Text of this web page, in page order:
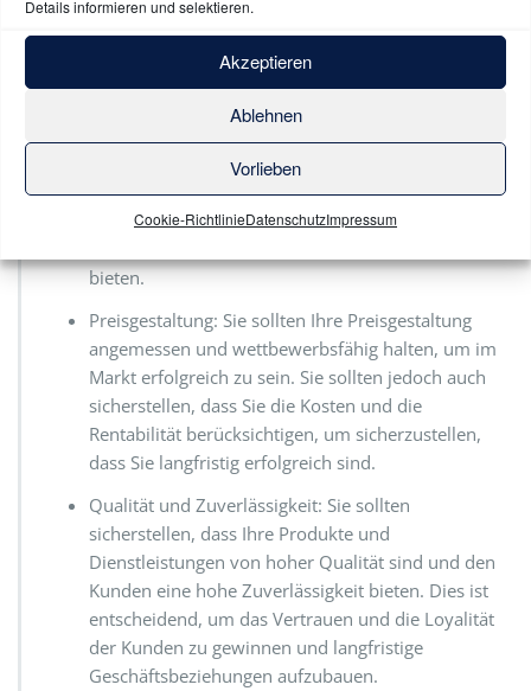
Details informieren und selektieren.
Akzeptieren
Ablehnen
Vorlieben
Cookie-RichtlinieDatenschutzImpressum
sich für ihre Bedürfnisse interessieren und ihnen
zuhören, um Lösungen zu finden, die ihren
Anforderungen entsprechen.
Kundendienst: Sie sollten sicherstellen, dass Sie
bieten, um ihr Vertrauen in Ihr Unternehmen und
Ihre Produkte zu stärken. Sie sollten schnell auf
Anfragen und Probleme reagieren und den
bieten.
Preisgestaltung: Sie sollten Ihre Preisgestaltung
angemessen und wettbewerbsfähig halten, um im
Markt erfolgreich zu sein. Sie sollten jedoch auch
sicherstellen, dass Sie die Kosten und die
Rentabilität berücksichtigen, um sicherzustellen,
dass Sie langfristig erfolgreich sind.
Qualität und Zuverlässigkeit: Sie sollten
sicherstellen, dass Ihre Produkte und
Dienstleistungen von hoher Qualität sind und den
Kunden eine hohe Zuverlässigkeit bieten. Dies ist
entscheidend, um das Vertrauen und die Loyalität
der Kunden zu gewinnen und langfristige
Geschäftsbeziehungen aufzubauen.